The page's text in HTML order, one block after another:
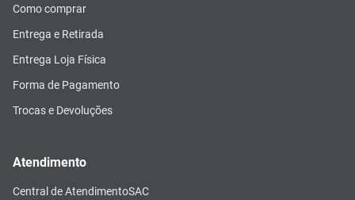
Como comprar
Entrega e Retirada
Entrega Loja Física
Forma de Pagamento
Trocas e Devoluções
Atendimento
Central de AtendimentoSAC